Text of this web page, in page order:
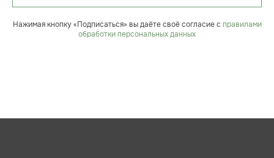
Нажимая кнопку «Подписаться» вы даёте своё согласие с правилами
обработки персональных данных